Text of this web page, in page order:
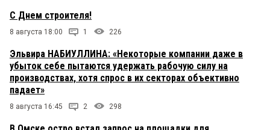
С Днем строителя!
8 августа 18:00 1 226
Эльвира НАБИУЛЛИНА: «Некоторые компании даже в
убыток себе пытаются удержать рабочую силу на
производствах, хотя спрос в их секторах объективно
падает»
8 августа 16:45 2 298